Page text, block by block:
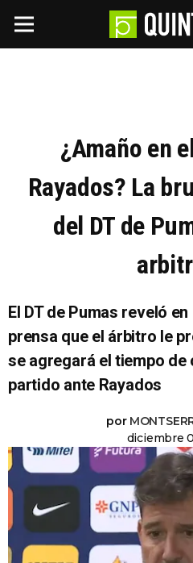
¿Amaño en
Rayados? La
del DT de
El DT de Pumas reveló
prensa que el árbitro le
se agregará el tiempo de
partido ante Rayados
por
diciembre